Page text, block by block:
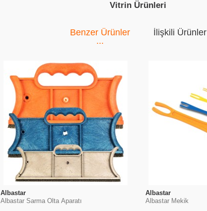
Vitrin Ürünleri
Benzer Ürünler İlişkili Ürünler
Albastar
Albastar Sarma Olta Aparatı
Albastar
Albastar Mekik